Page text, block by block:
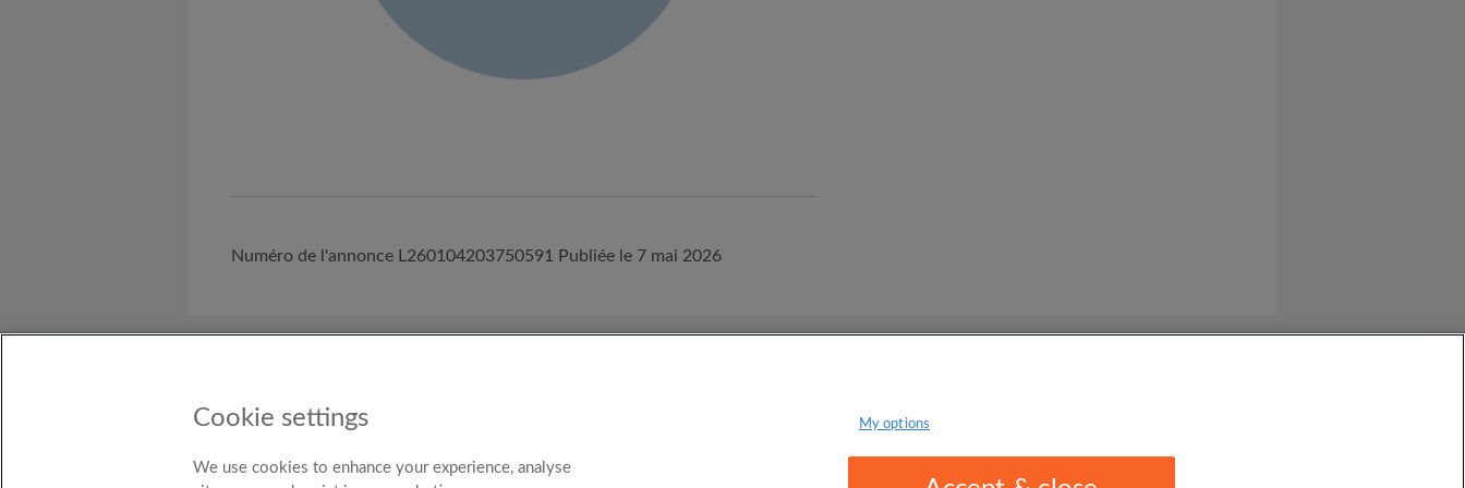
Numéro de l'annonce L260104203750591 Publiée le 7 mai 2026
Pays
Cookie settings
We use cookies to enhance your experience, analyse
My options